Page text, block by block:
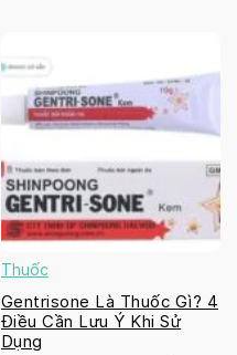
Thuốc
Gentrisone Là Thuốc Gì? 4
Điều Cần Lưu Ý Khi Sử
Dụng